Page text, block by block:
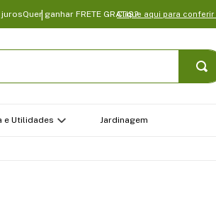
jurosQuer ganhar FRETE GRATIS?Clique aqui para conferir
e Utilidades Jardinagem